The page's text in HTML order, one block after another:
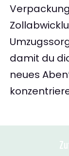
damit du
neues